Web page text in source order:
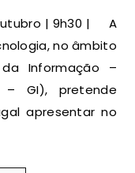
no âmbito
Informação –
– GI), pretende
apresentar no